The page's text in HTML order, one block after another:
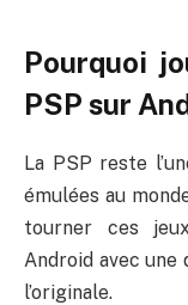
Pourquoi
PSP sur
La PSP reste
émulées au
tourner ces
Android avec
l’originale.